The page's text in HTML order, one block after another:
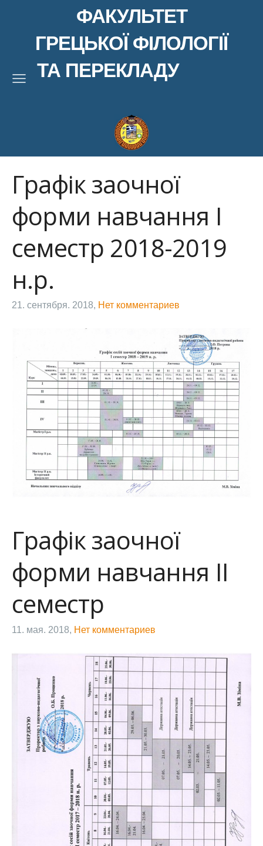
ФАКУЛЬТЕТ
ГРЕЦЬКОЇ ФІЛОЛОГІЇ
ТА ПЕРЕКЛАДУ
Графік заочної
форми навчання І
семестр 2018-2019
н.р.
21. сентября. 2018, Нет комментариев
Графік заочної
форми навчання ІІ
семестр
11. мая. 2018, Нет комментариев